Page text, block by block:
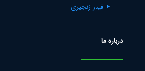
فیدر زنجیری
درباره ما